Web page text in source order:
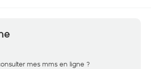
mes mms en ligne ?